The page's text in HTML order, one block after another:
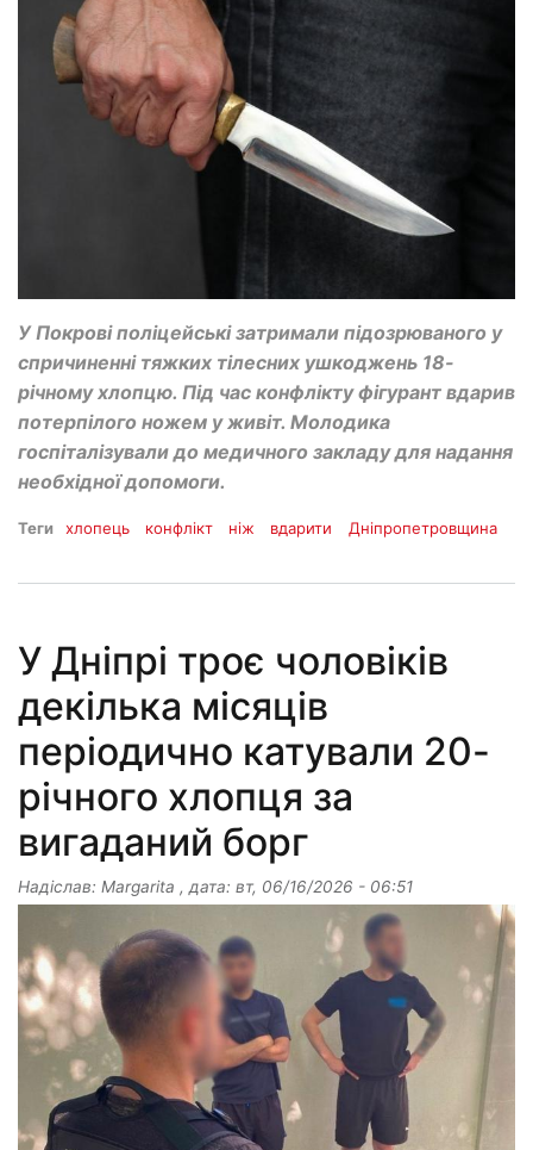
У Покрові поліцейські затримали підозрюваного у
спричиненні тяжких тілесних ушкоджень 18-
річному хлопцю. Під час конфлікту фігурант вдарив
потерпілого ножем у живіт. Молодика
госпіталізували до медичного закладу для надання
необхідної допомоги.
Теги хлопець конфлікт ніж вдарити Дніпропетровщина
У Дніпрі троє чоловіків
декілька місяців
періодично катували 20-
річного хлопця за
вигаданий борг
Надіслав: Margarita , дата: вт, 06/16/2026 - 06:51